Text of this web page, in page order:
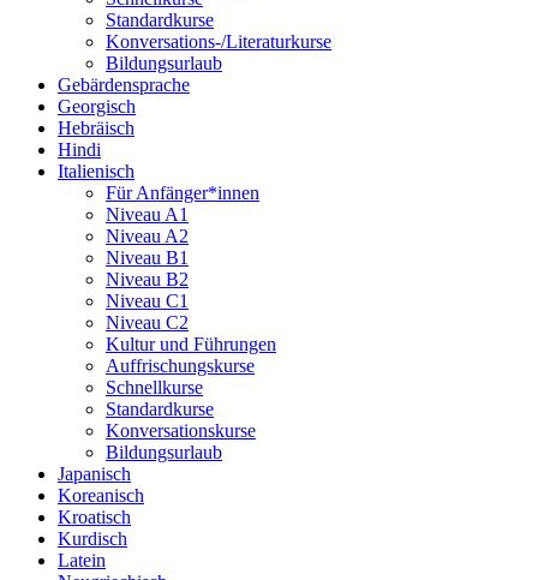
Standardkurse
Konversations-/Literaturkurse
Bildungsurlaub
Gebärdensprache
Georgisch
Hebräisch
Hindi
Italienisch
Für Anfänger*innen
Niveau A1
Niveau A2
Niveau B1
Niveau B2
Niveau C1
Niveau C2
Kultur und Führungen
Auffrischungskurse
Schnellkurse
Standardkurse
Konversationskurse
Bildungsurlaub
Japanisch
Koreanisch
Kroatisch
Kurdisch
Latein